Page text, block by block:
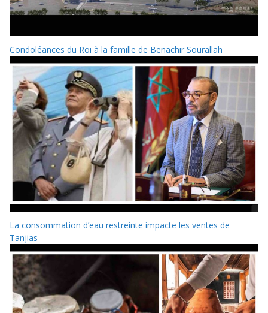
Condoléances du Roi à la famille de Benachir Sourallah
La consommation d’eau restreinte impacte les ventes de
Tanjias